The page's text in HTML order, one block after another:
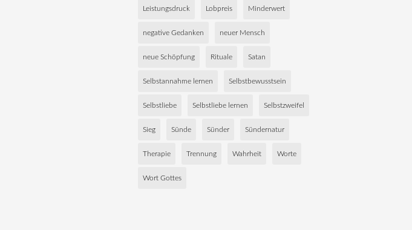
Leistungsdruck Lobpreis Minderwert
negative Gedanken neuer Mensch
neue Schöpfung Rituale Satan
Selbstannahme lernen Selbstbewusstsein
Selbstliebe Selbstliebe lernen Selbstzweifel
Sieg Sünde Sünder Sündernatur
Therapie Trennung Wahrheit Worte
Wort Gottes